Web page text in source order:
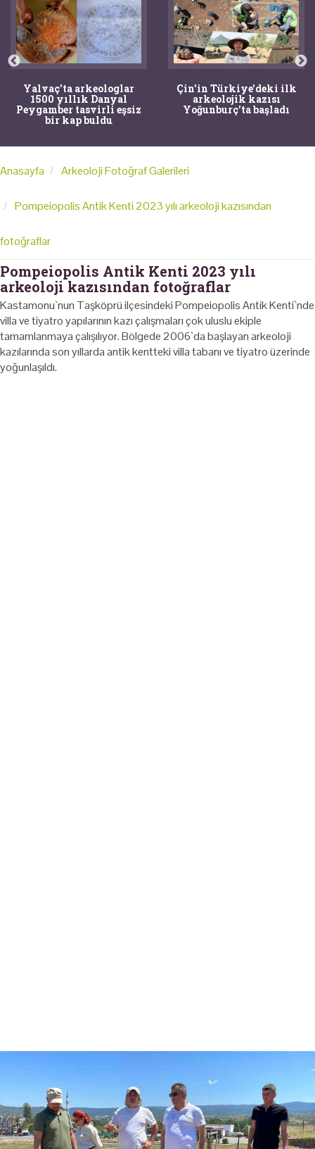
Yalvaç'ta arkeologlar
1500 yıllık Danyal
Peygamber tasvirli eşsiz
bir kap buldu
Çin'in Türkiye'deki ilk
arkeolojik kazısı
Yoğunburç'ta başladı
Anasayfa Arkeoloji Fotoğraf Galerileri
Pompeiopolis Antik Kenti 2023 yılı arkeoloji kazısından
fotoğraflar
Pompeiopolis Antik Kenti 2023 yılı
arkeoloji kazısından fotoğraflar
Kastamonu`nun Taşköprü ilçesindeki Pompeiopolis Antik Kenti`nde
villa ve tiyatro yapılarının kazı çalışmaları çok uluslu ekiple
tamamlanmaya çalışılıyor. Bölgede 2006`da başlayan arkeoloji
kazılarında son yıllarda antik kentteki villa tabanı ve tiyatro üzerinde
yoğunlaşıldı.